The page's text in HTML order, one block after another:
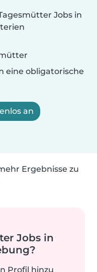
Jobs in
eine obligatorische
an
Ergebnisse zu
Jobs in
Profil hinzu